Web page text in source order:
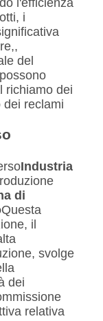
l'efficienza
i
del
richiamo dei
dei reclami
Industria
di
Questa
il
svolge
dei
relativa